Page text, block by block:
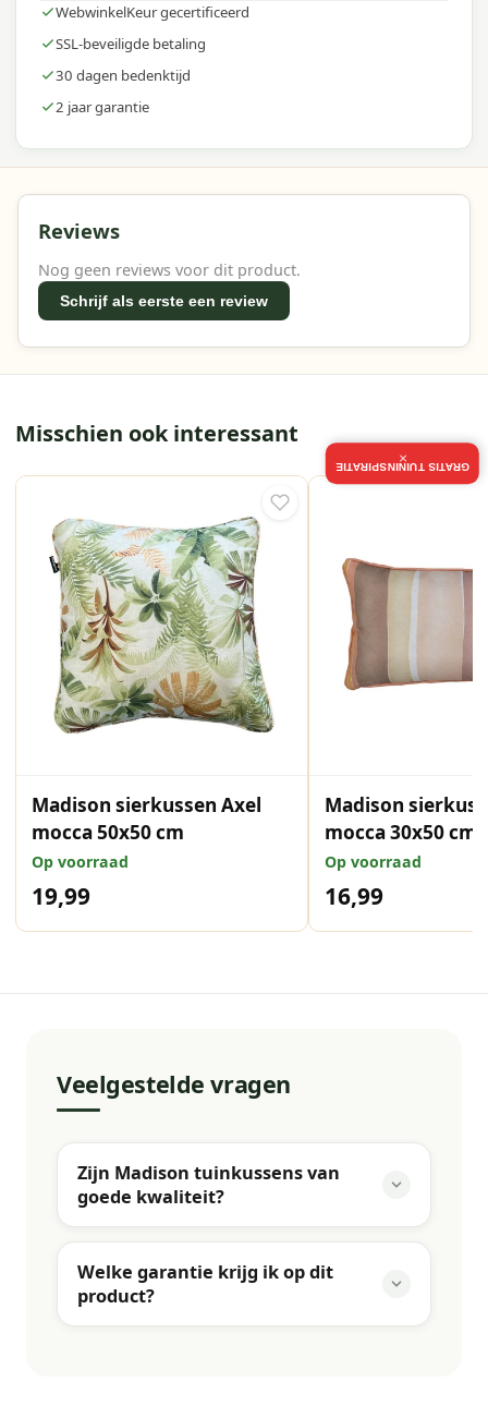
WebwinkelKeur gecertificeerd
SSL-beveiligde betaling
30 dagen bedenktijd
2 jaar garantie
Reviews
Nog geen reviews voor dit product.
Schrijf als eerste een review
Misschien ook interessant
Madison sierkussen Axel
mocca 50x50 cm
Op voorraad
19,99
Madison
mocca 30x50 cm
Op voorraad
16,99
Veelgestelde vragen
Zijn Madison tuinkussens van
goede kwaliteit?
Welke garantie krijg ik op dit
product?
GRATIS TUININSPIRATIE
×